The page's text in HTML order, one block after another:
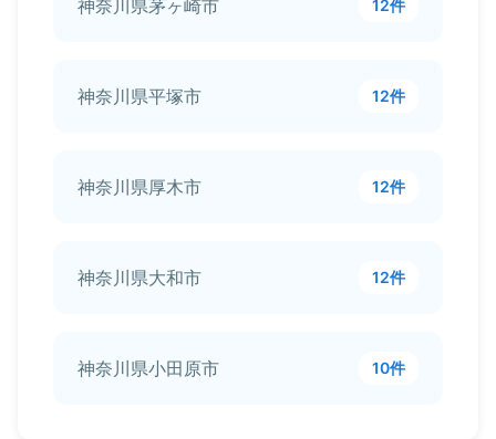
神奈川県茅ヶ崎市 12件
神奈川県平塚市 12件
神奈川県厚木市 12件
神奈川県大和市 12件
神奈川県小田原市 10件